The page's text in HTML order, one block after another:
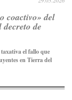
coactivo» del
de
el fallo que
en Tierra del